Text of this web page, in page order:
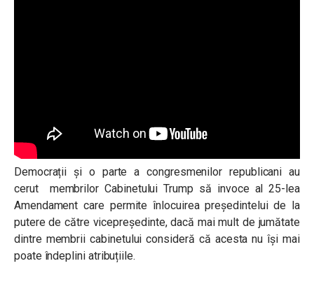
Democrații și o parte a congresmenilor republicani au
cerut membrilor Cabinetului Trump să invoce al 25-lea
Amendament care permite înlocuirea președintelui de la
putere de către vicepreședinte, dacă mai mult de jumătate
dintre membrii cabinetului consideră că acesta nu își mai
poate îndeplini atribuțiile.